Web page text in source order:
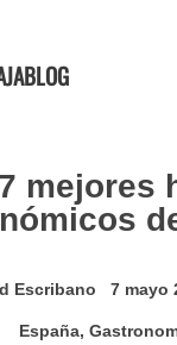
mejores
Escribano 7 mayo
España,